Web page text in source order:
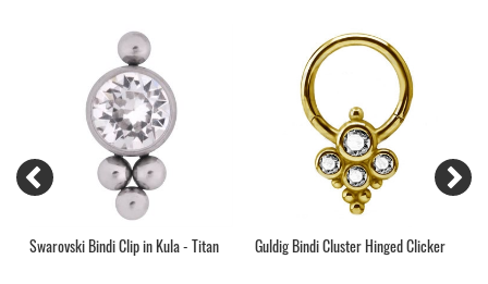
Swarovski Bindi Clip in Kula - Titan Guldig Bindi Cluster Hinged Clicker